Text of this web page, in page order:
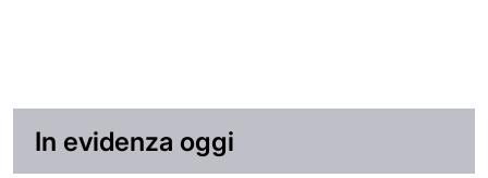
In evidenza oggi